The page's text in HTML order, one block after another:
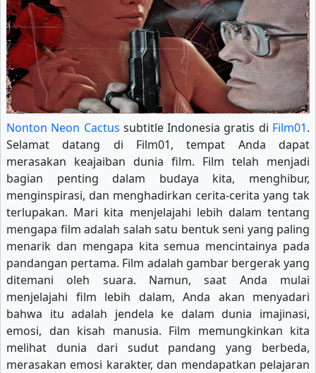
Nonton Neon Cactus subtitle Indonesia gratis di Film01.
Selamat datang di Film01, tempat Anda dapat
merasakan keajaiban dunia film. Film telah menjadi
bagian penting dalam budaya kita, menghibur,
menginspirasi, dan menghadirkan cerita-cerita yang tak
terlupakan. Mari kita menjelajahi lebih dalam tentang
mengapa film adalah salah satu bentuk seni yang paling
menarik dan mengapa kita semua mencintainya pada
pandangan pertama. Film adalah gambar bergerak yang
ditemani oleh suara. Namun, saat Anda mulai
menjelajahi film lebih dalam, Anda akan menyadari
bahwa itu adalah jendela ke dalam dunia imajinasi,
emosi, dan kisah manusia. Film memungkinkan kita
melihat dunia dari sudut pandang yang berbeda,
merasakan emosi karakter, dan mendapatkan pelajaran